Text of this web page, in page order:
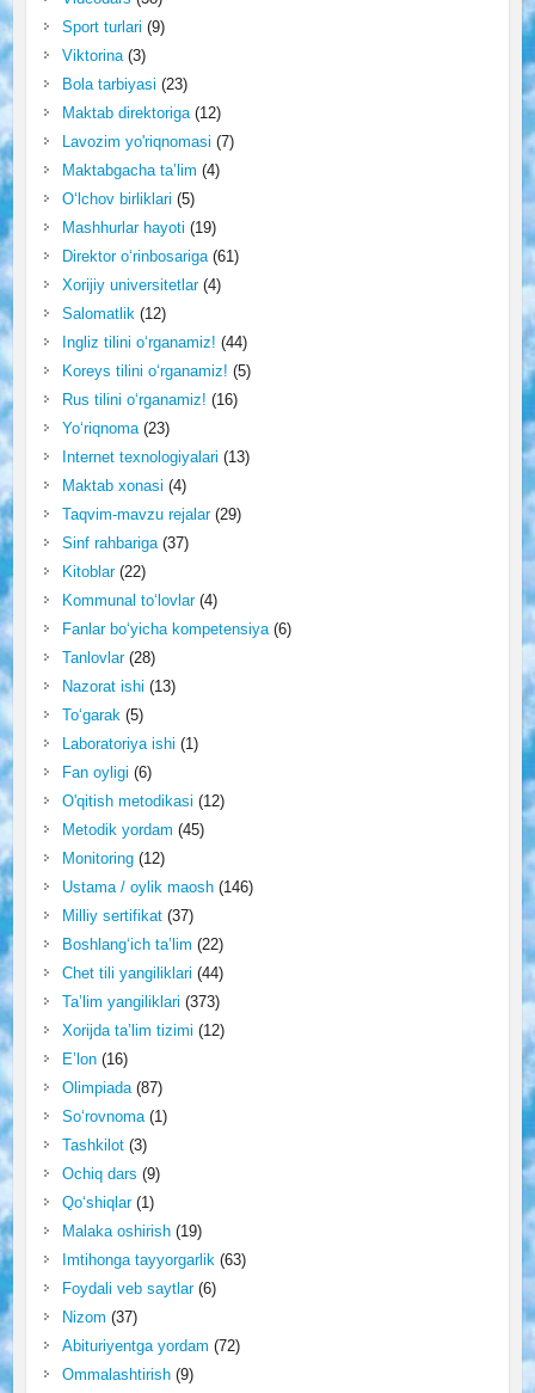
Sport turlari (9)
Viktorina(3)
Bola tarbiyasi (23)
Maktab direktoriga(12)
Lavozim yo'riqnomasi (7)
Maktabgacha ta’lim (4)
O‘lchov birliklari (5)
Mashhurlar hayoti (19)
Direktor o‘rinbosariga(61)
Xorijiy universitetlar(4)
Salomatlik(12)
Ingliz tilini o‘rganamiz! (44)
Koreys tilini o‘rganamiz! (5)
Rus tilini o‘rganamiz! (16)
Yo‘riqnoma(23)
Internet texnologiyalari (13)
Maktab xonasi (4)
Taqvim-mavzu rejalar(29)
Sinf rahbariga(37)
Kitoblar(22)
Kommunal to‘lovlar(4)
Fanlar bo‘yicha kompetensiya(6)
Tanlovlar(28)
Nazorat ishi (13)
To‘garak(5)
Laboratoriya ishi (1)
Fan oyligi (6)
O'qitish metodikasi (12)
Metodik yordam (45)
Monitoring(12)
Ustama / oylik maosh(146)
Milliy sertifikat(37)
Boshlang‘ich ta’lim (22)
Chet tili yangiliklari (44)
Ta’lim yangiliklari (373)
Xorijda ta’lim tizimi (12)
E’lon(16)
Olimpiada(87)
So‘rovnoma(1)
Tashkilot(3)
Ochiq dars (9)
Qo‘shiqlar(1)
Malaka oshirish(19)
Imtihonga tayyorgarlik(63)
Foydali veb saytlar(6)
Nizom (37)
Abituriyentga yordam (72)
Ommalashtirish(9)